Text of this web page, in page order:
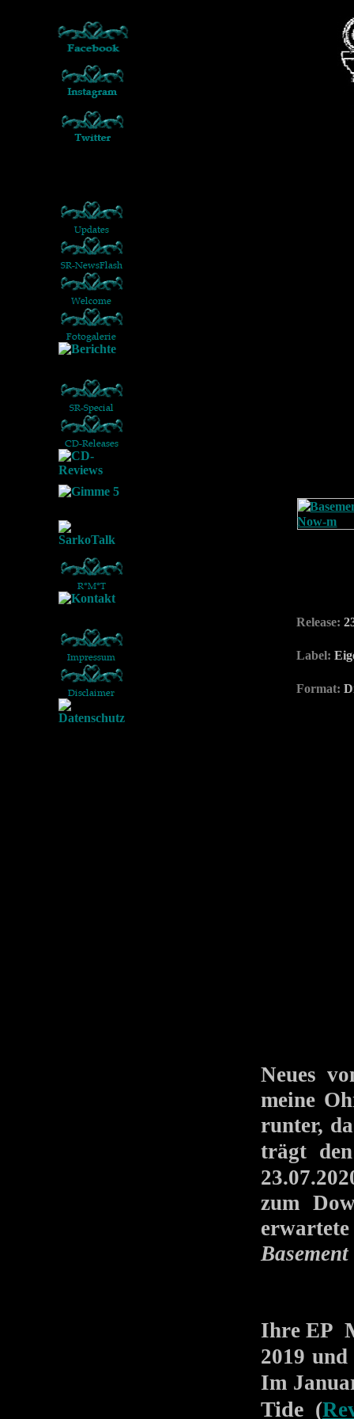
Release:
Label:
Format:
Neues
meine
runter,
trägt
zum
Ihre EP
2019
Im
Tide (